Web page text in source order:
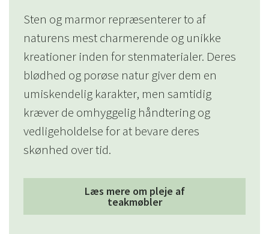
Sten og marmor repræsenterer to af
naturens mest charmerende og unikke
kreationer inden for stenmaterialer. Deres
blødhed og porøse natur giver dem en
umiskendelig karakter, men samtidig
kræver de omhyggelig håndtering og
vedligeholdelse for at bevare deres
skønhed over tid.
Læs mere om pleje af
teakmøbler